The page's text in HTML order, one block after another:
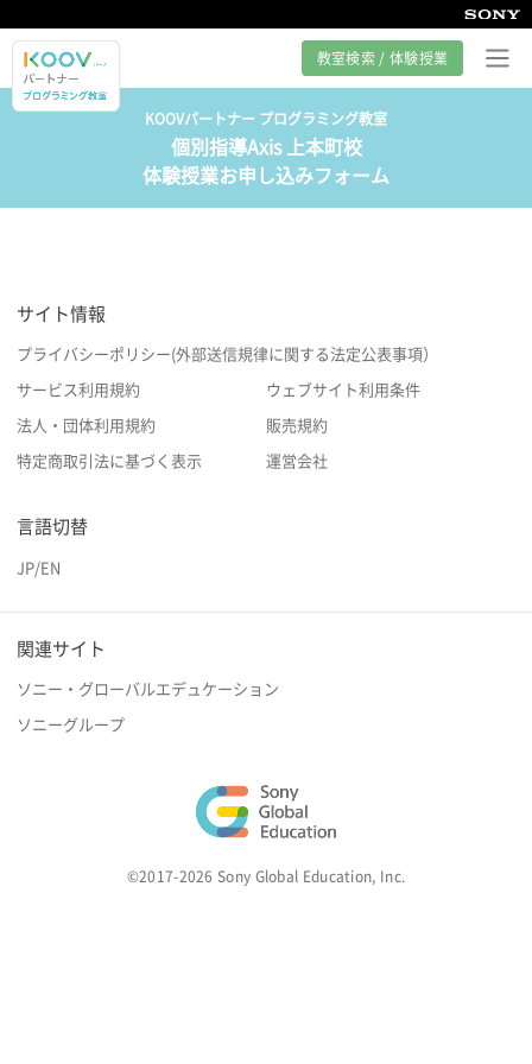
教室検索 / 体験授業
プログラミング教室とは
カリキュラム紹介
サポート
KOOVパートナー プログラミング教室
個別指導Axis 上本町校
体験授業お申し込みフォーム
サイト情報
プライバシーポリシー(外部送信規律に関する法定公表事項）
サービス利用規約 ウェブサイト利用条件
法人・団体利用規約 販売規約
特定商取引法に基づく表示 運営会社
言語切替
JP/EN
関連サイト
ソニー・グローバルエデュケーション
ソニーグループ
©2017-2026 Sony Global Education, Inc.